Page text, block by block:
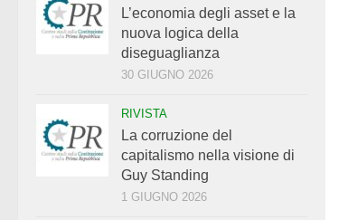
L’economia degli asset e la
nuova logica della
diseguaglianza
30 GIUGNO 2026
RIVISTA
La corruzione del
capitalismo nella visione di
Guy Standing
1 GIUGNO 2026